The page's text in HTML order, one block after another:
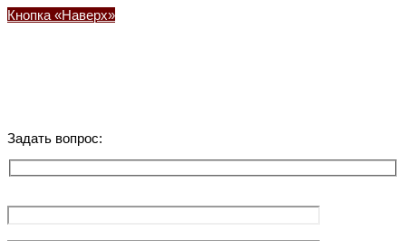
Кнопка «Наверх»
Задать вопрос: